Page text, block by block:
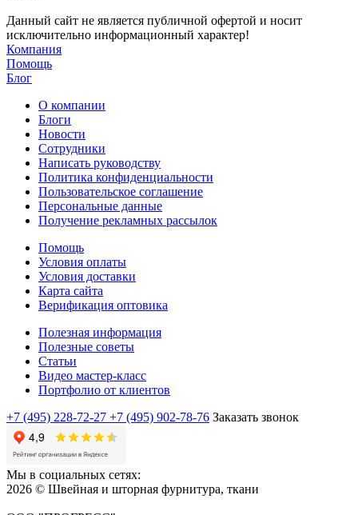
Данный сайт не является публичной офертой и носит
исключительно информационный характер!
Компания
Помощь
Блог
О компании
Блоги
Новости
Сотрудники
Написать руководству
Политика конфиденциальности
Пользовательское соглашение
Персональные данные
Получение рекламных рассылок
Помощь
Условия оплаты
Условия доставки
Карта сайта
Верификация оптовика
Полезная информация
Полезные советы
Статьи
Видео мастер-класс
Портфолио от клиентов
+7 (495) 228-72-27 +7 (495) 902-78-76 Заказать звонок
Мы в социальных сетях:
2026 © Швейная и шторная фурнитура, ткани